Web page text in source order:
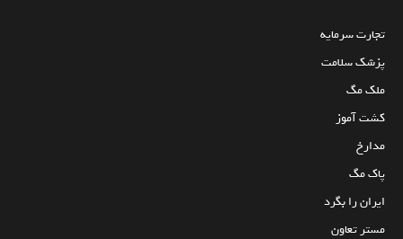
تجارت سرمایه
پزشک سلامت
ملک مگ
کشت آموز
مدارخ
پاک مگ
ایران را بگرد
مستر تعاون